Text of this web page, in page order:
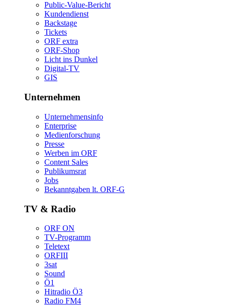
Public-Value-Bericht
Kundendienst
Backstage
Tickets
ORFextra
ORF-Shop
LichtinsDunkel
Digital-TV
GIS
Unternehmen
Unternehmensinfo
Enterprise
Medienforschung
Presse
WerbenimORF
ContentSales
Publikumsrat
Jobs
Bekanntgabenlt.ORF-G
TV&Radio
ORFON
TV-Programm
Teletext
ORFIII
3sat
Sound
Ö1
HitradioÖ3
RadioFM4